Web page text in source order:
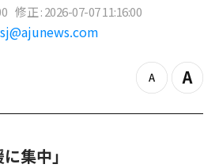
修正 : 2026-07-07 11:16:00
z
o
Z
o
集中」